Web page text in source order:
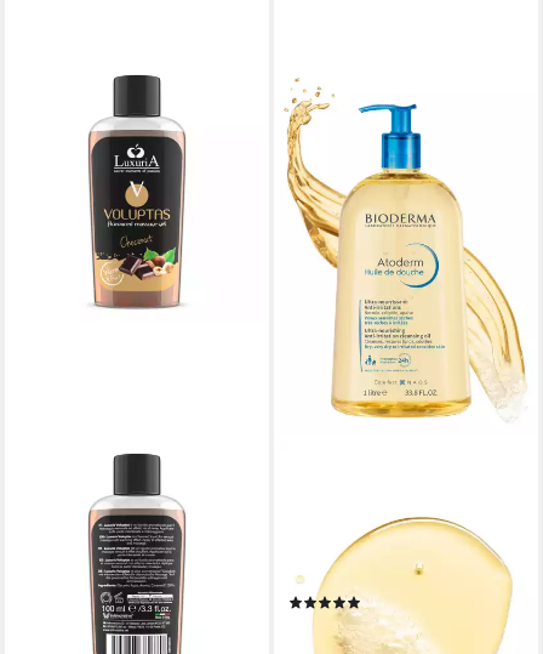
douche, pflegt intensiv, wirkt
nährend & lindert
Spannungsgefühle
(3)
26,90 €
(26,90 €/ 1 l)